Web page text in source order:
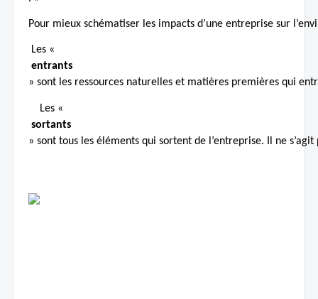
Pour mieux schématiser les impacts d’une entreprise sur
Les «
entrants
» sont les ressources naturelles et matières premières qui
Les «
sortants
» sont tous les éléments qui sortent de l’entreprise. Il ne